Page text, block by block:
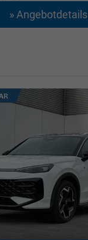
» Angebotdetails